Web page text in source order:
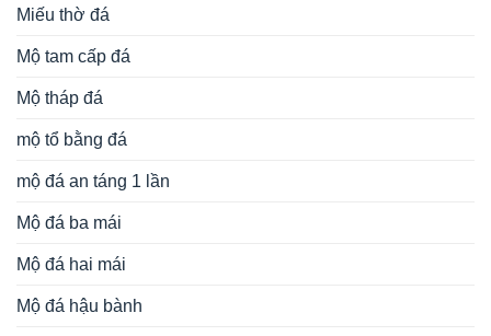
Miếu thờ đá
Mộ tam cấp đá
Mộ tháp đá
mộ tổ bằng đá
mộ đá an táng 1 lần
Mộ đá ba mái
Mộ đá hai mái
Mộ đá hậu bành